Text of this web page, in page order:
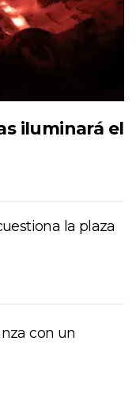
iluminará el
la plaza
con un